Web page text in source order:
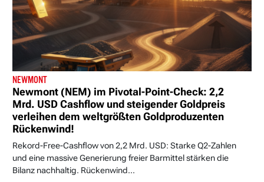
NEWMONT
Newmont (NEM) im Pivotal-Point-Check: 2,2
Mrd. USD Cashflow und steigender Goldpreis
verleihen dem weltgrößten Goldproduzenten
Rückenwind!
Rekord-Free-Cashflow von 2,2 Mrd. USD: Starke Q2-Zahlen
und eine massive Generierung freier Barmittel stärken die
Bilanz nachhaltig. Rückenwind...